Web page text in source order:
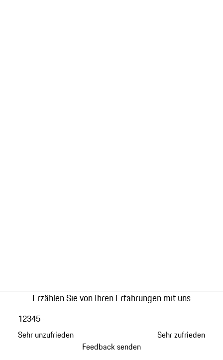
Erzählen Sie von Ihren Erfahrungen mit uns
Sehr unzufrieden
12345
Sehr zufrieden
Feedback senden